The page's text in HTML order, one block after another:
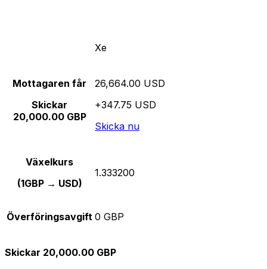
Xe
Mottagaren får
Skickar
20,000.00 GBP
26,664.00 USD
+347.75 USD
Skicka nu
Växelkurs
(1GBP → USD)
1.333200
Överföringsavgift 0 GBP
Skickar 20,000.00 GBP